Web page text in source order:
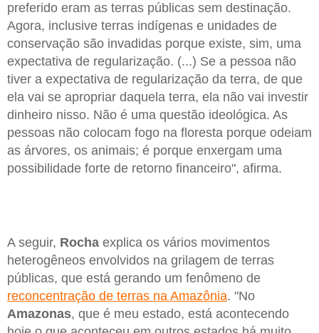
preferido eram as terras públicas sem destinação.
Agora, inclusive terras indígenas e unidades de
conservação são invadidas porque existe, sim, uma
expectativa de regularização. (...) Se a pessoa não
tiver a expectativa de regularização da terra, de que
ela vai se apropriar daquela terra, ela não vai investir
dinheiro nisso. Não é uma questão ideológica. As
pessoas não colocam fogo na floresta porque odeiam
as árvores, os animais; é porque enxergam uma
possibilidade forte de retorno financeiro", afirma.
A seguir, Rocha explica os vários movimentos
heterogêneos envolvidos na grilagem de terras
públicas, que está gerando um fenômeno de
reconcentração de terras na Amazônia. "No
Amazonas, que é meu estado, está acontecendo